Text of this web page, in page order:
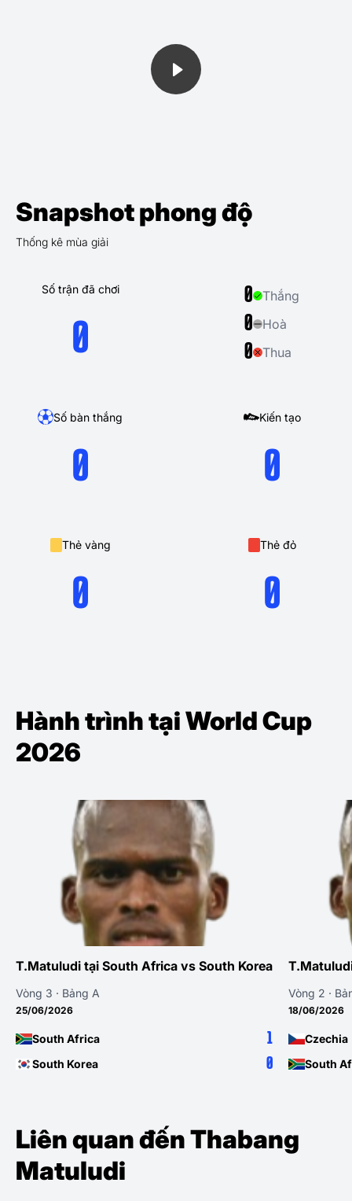
Snapshot phong độ
Thống kê mùa giải
Số trận đã chơi
0
Số bàn thắng
0
Kiến tạo
0
Thẻ vàng
0
Thẻ đỏ
0
0 Thắng
0 Hoà
0 Thua
Hành trình tại World Cup
2026
T.Matuludi tại South Africa vs South Korea
Vòng 3 · Bảng A
25/06/2026
South Africa 1
South Korea 0
Vòng 2 ·
18/06/2026
Czechia
South
Liên quan đến Thabang
Matuludi